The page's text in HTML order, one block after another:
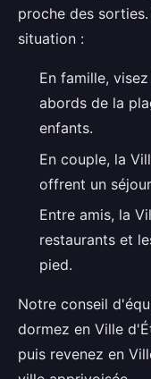
proche des
situation :
En famille,
abords de la
enfants.
En couple, la
offrent un
Entre amis, la
restaurants et
pied.
Notre conseil
dormez en Ville
puis revenez en